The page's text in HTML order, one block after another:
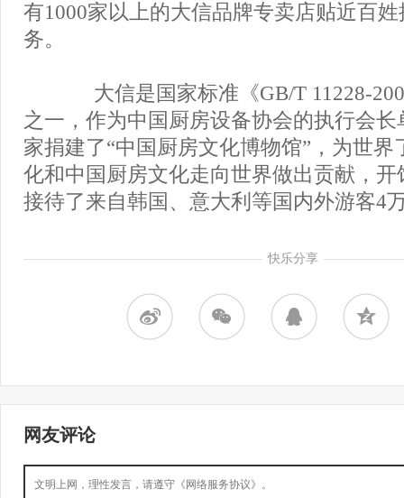
有1000家以上的大信品牌专卖店贴近百
务。
大信是国家标准《GB/T 11228-
之一，作为中国厨房设备协会的执行会长
家捐建了“中国厨房文化博物馆”，为世界
化和中国厨房文化走向世界做出贡献，开
接待了来自韩国、意大利等国内外游客4
快乐分享
网友评论